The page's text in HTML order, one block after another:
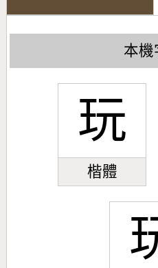
本機
玩
楷體